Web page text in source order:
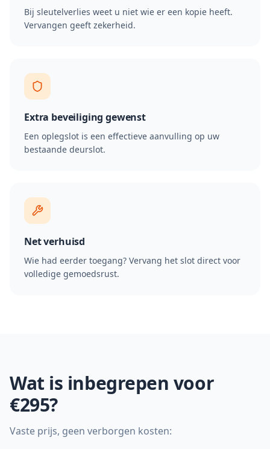
Bij sleutelverlies weet u niet wie er een kopie heeft.
Vervangen geeft zekerheid.
Extra beveiliging gewenst
Een oplegslot is een effectieve aanvulling op uw
bestaande deurslot.
Net verhuisd
Wie had eerder toegang? Vervang het slot direct voor
volledige gemoedsrust.
Wat is inbegrepen voor
€295?
Vaste prijs, geen verborgen kosten: